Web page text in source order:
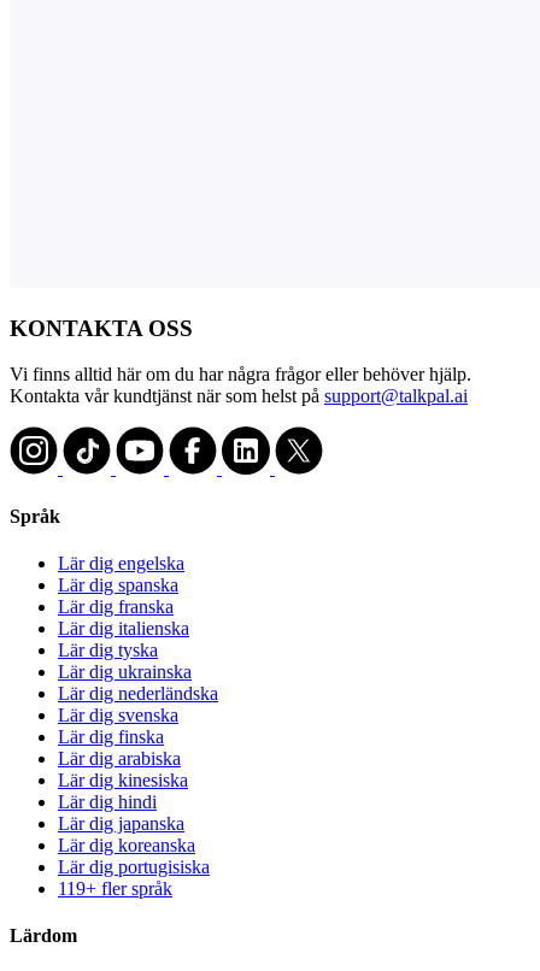
KONTAKTA OSS
Vi finns alltid här om du har några frågor eller behöver hjälp.
Kontakta vår kundtjänst när som helst på support@talkpal.ai
Språk
Lär dig engelska
Lär dig spanska
Lär dig franska
Lär dig italienska
Lär dig tyska
Lär dig ukrainska
Lär dig nederländska
Lär dig svenska
Lär dig finska
Lär dig arabiska
Lär dig kinesiska
Lär dig hindi
Lär dig japanska
Lär dig koreanska
Lär dig portugisiska
119+ fler språk
Lärdom